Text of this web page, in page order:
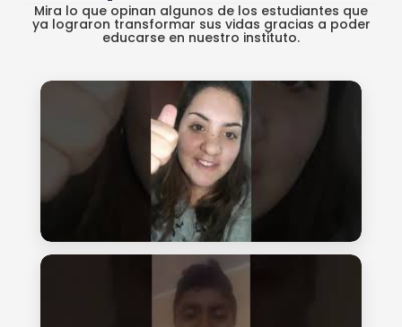
Mira lo que opinan algunos de los estudiantes que
ya lograron transformar sus vidas gracias a poder
educarse en nuestro instituto.